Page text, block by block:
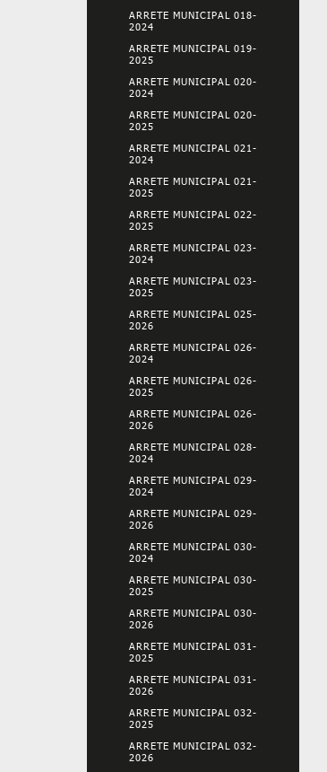
ARRETE MUNICIPAL 018-
2024
ARRETE MUNICIPAL 019-
2025
ARRETE MUNICIPAL 020-
2024
ARRETE MUNICIPAL 020-
2025
ARRETE MUNICIPAL 021-
2024
ARRETE MUNICIPAL 021-
2025
ARRETE MUNICIPAL 022-
2025
ARRETE MUNICIPAL 023-
2024
ARRETE MUNICIPAL 023-
2025
ARRETE MUNICIPAL 025-
2026
ARRETE MUNICIPAL 026-
2024
ARRETE MUNICIPAL 026-
2025
ARRETE MUNICIPAL 026-
2026
ARRETE MUNICIPAL 028-
2024
ARRETE MUNICIPAL 029-
2024
ARRETE MUNICIPAL 029-
2026
ARRETE MUNICIPAL 030-
2024
ARRETE MUNICIPAL 030-
2025
ARRETE MUNICIPAL 030-
2026
ARRETE MUNICIPAL 031-
2025
ARRETE MUNICIPAL 031-
2026
ARRETE MUNICIPAL 032-
2025
ARRETE MUNICIPAL 032-
2026